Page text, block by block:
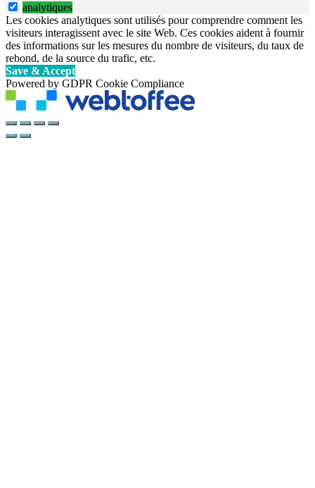
analytiques
Les cookies analytiques sont utilisés pour comprendre comment les
visiteurs interagissent avec le site Web. Ces cookies aident à fournir
des informations sur les mesures du nombre de visiteurs, du taux de
rebond, de la source du trafic, etc.
Save & Accept
Powered by GDPR Cookie Compliance